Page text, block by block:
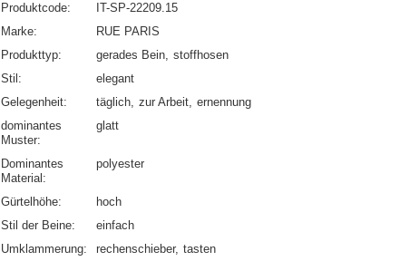
Produktcode
IT-SP-22209.15
Marke
RUE PARIS
Produkttyp
gerades Bein stoffhosen
Stil
elegant
Gelegenheit
täglich zur Arbeit ernennung
dominantes
Muster
glatt
Dominantes
Material
polyester
Gürtelhöhe
hoch
Stil der Beine
einfach
Umklammerung
rechenschieber tasten